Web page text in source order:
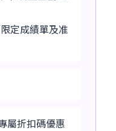
定成績單及准
屬折扣碼優惠